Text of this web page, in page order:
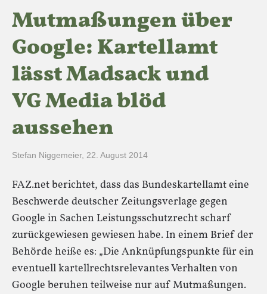
Mutmaßungen über
Google: Kartellamt
lässt Madsack und
VG Media blöd
aussehen
Stefan Niggemeier, 22. August 2014
FAZ.net berichtet, dass das Bundeskartellamt eine
Beschwerde deutscher Zeitungsverlage gegen
Google in Sachen Leistungsschutzrecht scharf
zurückgewiesen gewiesen habe. In einem Brief der
Behörde heiße es: „Die Anknüpfungspunkte für ein
eventuell kartellrechtsrelevantes Verhalten von
Google beruhen teilweise nur auf Mutmaßungen.